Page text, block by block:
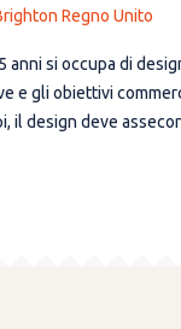
Regno Unito
si occupa di
gli obiettivi
design deve